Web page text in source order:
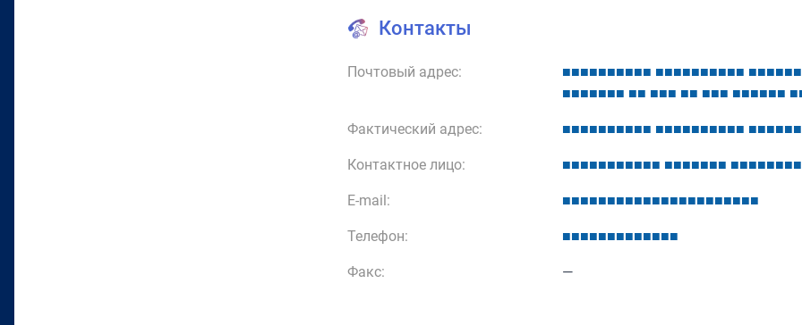
Контакты
Почтовый адрес: ■■■■■■■■■■ ■■■■■■■■■■ ■■■■■■
■■■■■■■ ■■ ■■■ ■■ ■■■ ■■■■■■ ■
Фактический адрес: ■■■■■■■■■■ ■■■■■■■■■■ ■■■■■■
Контактное лицо: ■■■■■■■■■■■ ■■■■■■■ ■■■■■■■■
E-mail: ■■■■■■■■■■■■■■■■■■■■■■
Телефон: ■■■■■■■■■■■■■
Факс: —